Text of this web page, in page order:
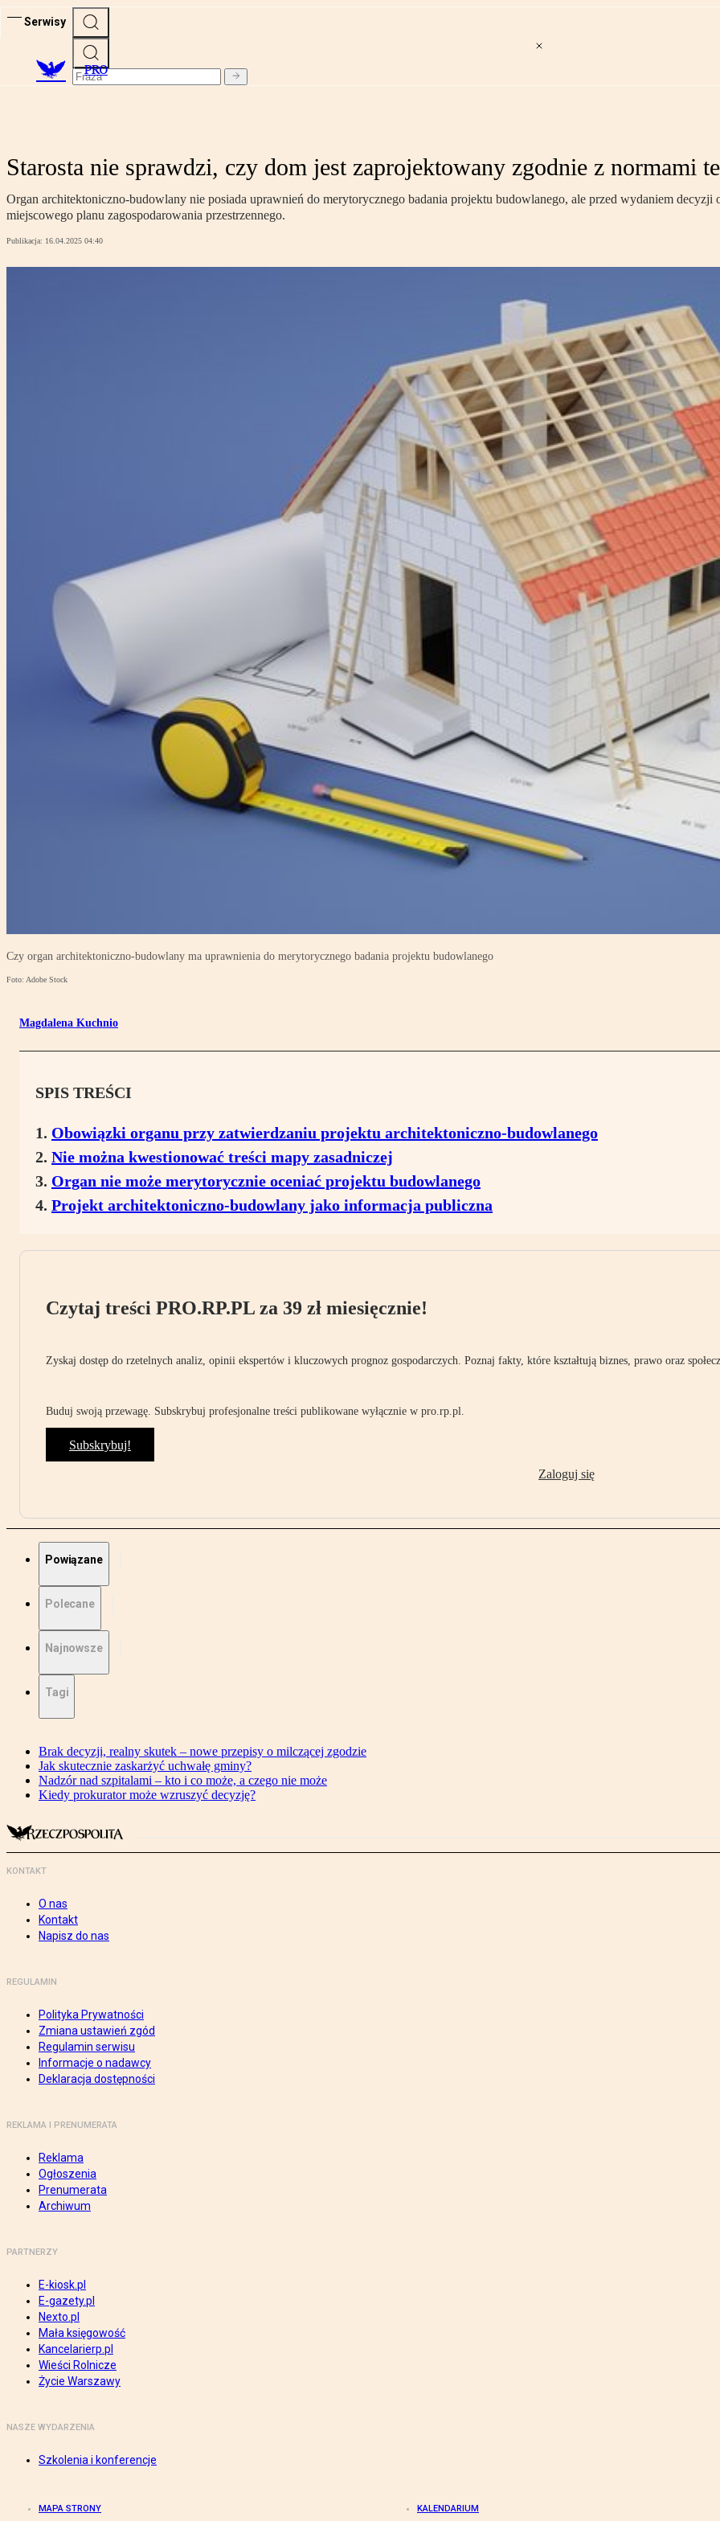
Serwisy
PRO
Starosta nie sprawdzi, czy dom jest zaprojektowany zgodnie z normami
Organ architektoniczno-budowlany nie posiada uprawnień do merytorycznego badania projektu budowlanego, ale przed wydaniem
miejscowego planu zagospodarowania przestrzennego.
Publikacja: 16.04.2025 04:40
Czy organ architektoniczno-budowlany ma uprawnienia do merytorycznego badania projektu budowlanego
Foto: Adobe Stock
Magdalena Kuchnio
SPIS TREŚCI
Obowiązki organu przy zatwierdzaniu projektu architektoniczno-budowlanego
Nie można kwestionować treści mapy zasadniczej
Organ nie może merytorycznie oceniać projektu budowlanego
Projekt architektoniczno-budowlany jako informacja publiczna
Czytaj treści PRO.RP.PL za 39 zł miesięcznie!
Zyskaj dostęp do rzetelnych analiz, opinii ekspertów i kluczowych prognoz gospodarczych. Poznaj fakty, które kształtują biznes, prawo oraz
Buduj swoją przewagę. Subskrybuj profesjonalne treści publikowane wyłącznie w pro.rp.pl.
Subskrybuj!
Zaloguj się
Powiązane
Polecane
Najnowsze
Tagi
Brak decyzji, realny skutek – nowe przepisy o milczącej zgodzie
Jak skutecznie zaskarżyć uchwałę gminy?
Nadzór nad szpitalami – kto i co może, a czego nie może
Kiedy prokurator może wzruszyć decyzję?
KONTAKT
O nas
Kontakt
Napisz do nas
REGULAMIN
Polityka Prywatności
Zmiana ustawień zgód
Regulamin serwisu
Informacje o nadawcy
Deklaracja dostępności
REKLAMA I PRENUMERATA
Reklama
Ogłoszenia
Prenumerata
Archiwum
PARTNERZY
E-kiosk.pl
E-gazety.pl
Nexto.pl
Mała księgowość
Kancelarierp.pl
Wieści Rolnicze
Życie Warszawy
NASZE WYDARZENIA
Szkolenia i konferencje
MAPA STRONY KALENDARIUM